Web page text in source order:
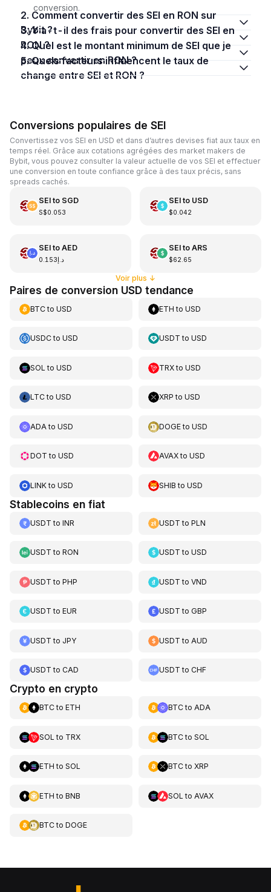
conversion.
2. Comment convertir des SEI en RON sur
Bybit ?
3. Y a-t-il des frais pour convertir des SEI en
RON ?
4. Quel est le montant minimum de SEI que je
peux convertir en RON ?
5. Quels facteurs influencent le taux de
change entre SEI et RON ?
Conversions populaires de SEI
Convertissez vos SEI en USD et dans d’autres devises fiat aux taux en
temps réel. Grâce aux cotations agrégées des market makers de
Bybit, vous pouvez consulter la valeur actuelle de vos SEI et effectuer
une conversion en toute confiance grâce à des taux précis, sans
spreads cachés.
SEIto SGD
S$0.053
SEIto USD
$0.042
SEIto AED
د.إ0.153
SEIto ARS
$62.65
Voir plus ↓
Paires de conversion USD tendance
BTCto USD ETH toUSD
USDCto USD USDT toUSD
SOL to USD TRXtoUSD
LTCto USD XRP toUSD
ADA to USD DOGEtoUSD
DOT to USD AVAXtoUSD
LINKto USD SHIB toUSD
Stablecoins en fiat
USDT to INR USDT toPLN
USDT to RON USDT toUSD
USDT to PHP USDT toVND
USDT to EUR USDT toGBP
USDT to JPY USDT to AUD
USDT to CAD USDT toCHF
Crypto en crypto
BTCto ETH BTCto ADA
SOL to TRX BTCto SOL
ETH to SOL BTCto XRP
ETH to BNB SOL to AVAX
BTCto DOGE